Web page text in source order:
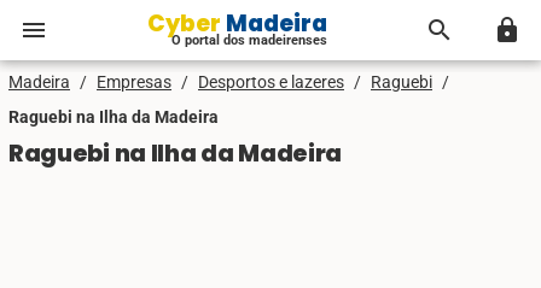
menu Cyber Madeira
O portal dos madeirenses search lock
Madeira / Empresas / Desportos e lazeres / Raguebi /
Raguebi na Ilha da Madeira
Raguebi na Ilha da Madeira